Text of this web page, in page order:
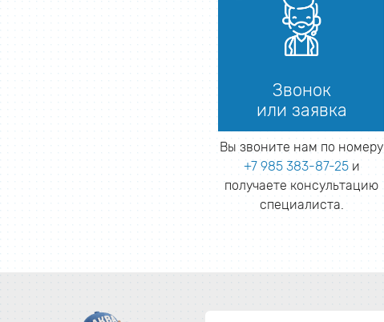
Звонок
или заявка
Вы звоните нам по номеру
+7 985 383-87-25и
получаете консультацию
специалиста.